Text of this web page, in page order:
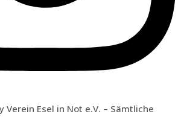
Verein Esel in Not e.V. – Sämtliche